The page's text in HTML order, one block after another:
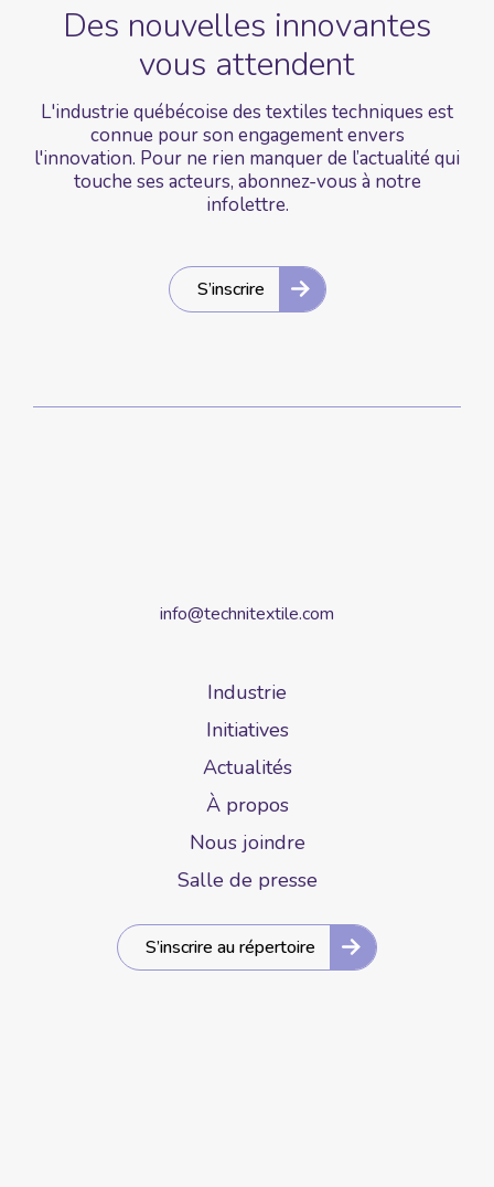
Des nouvelles innovantes
vous attendent
L'industrie québécoise des textiles techniques est
connue pour son engagement envers
l'innovation. Pour ne rien manquer de l’actualité qui
touche ses acteurs, abonnez-vous à notre
infolettre.
S’inscrire
info@technitextile.com
Industrie
Initiatives
Actualités
À propos
Nous joindre
Salle de presse
S’inscrire au répertoire